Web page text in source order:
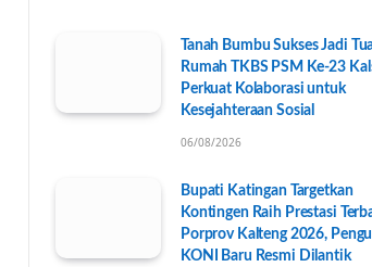
Tanah Bumbu Sukses Jadi
Rumah TKBS PSM Ke-23
Perkuat Kolaborasi untuk
Kesejahteraan Sosial
06/08/2026
Bupati Katingan Targetkan
Kontingen Raih Prestasi
Porprov Kalteng 2026,
KONI Baru Resmi Dilantik